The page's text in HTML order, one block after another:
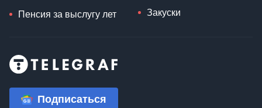
Пенсия за выслугу лет Закуски
Подписаться